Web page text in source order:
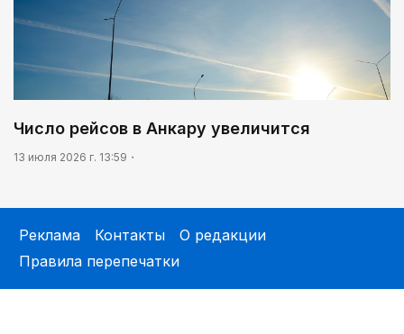
Число рейсов в Анкару увеличится
13 июля 2026 г. 13:59
Реклама Контакты
О редакции
Правила перепечатки